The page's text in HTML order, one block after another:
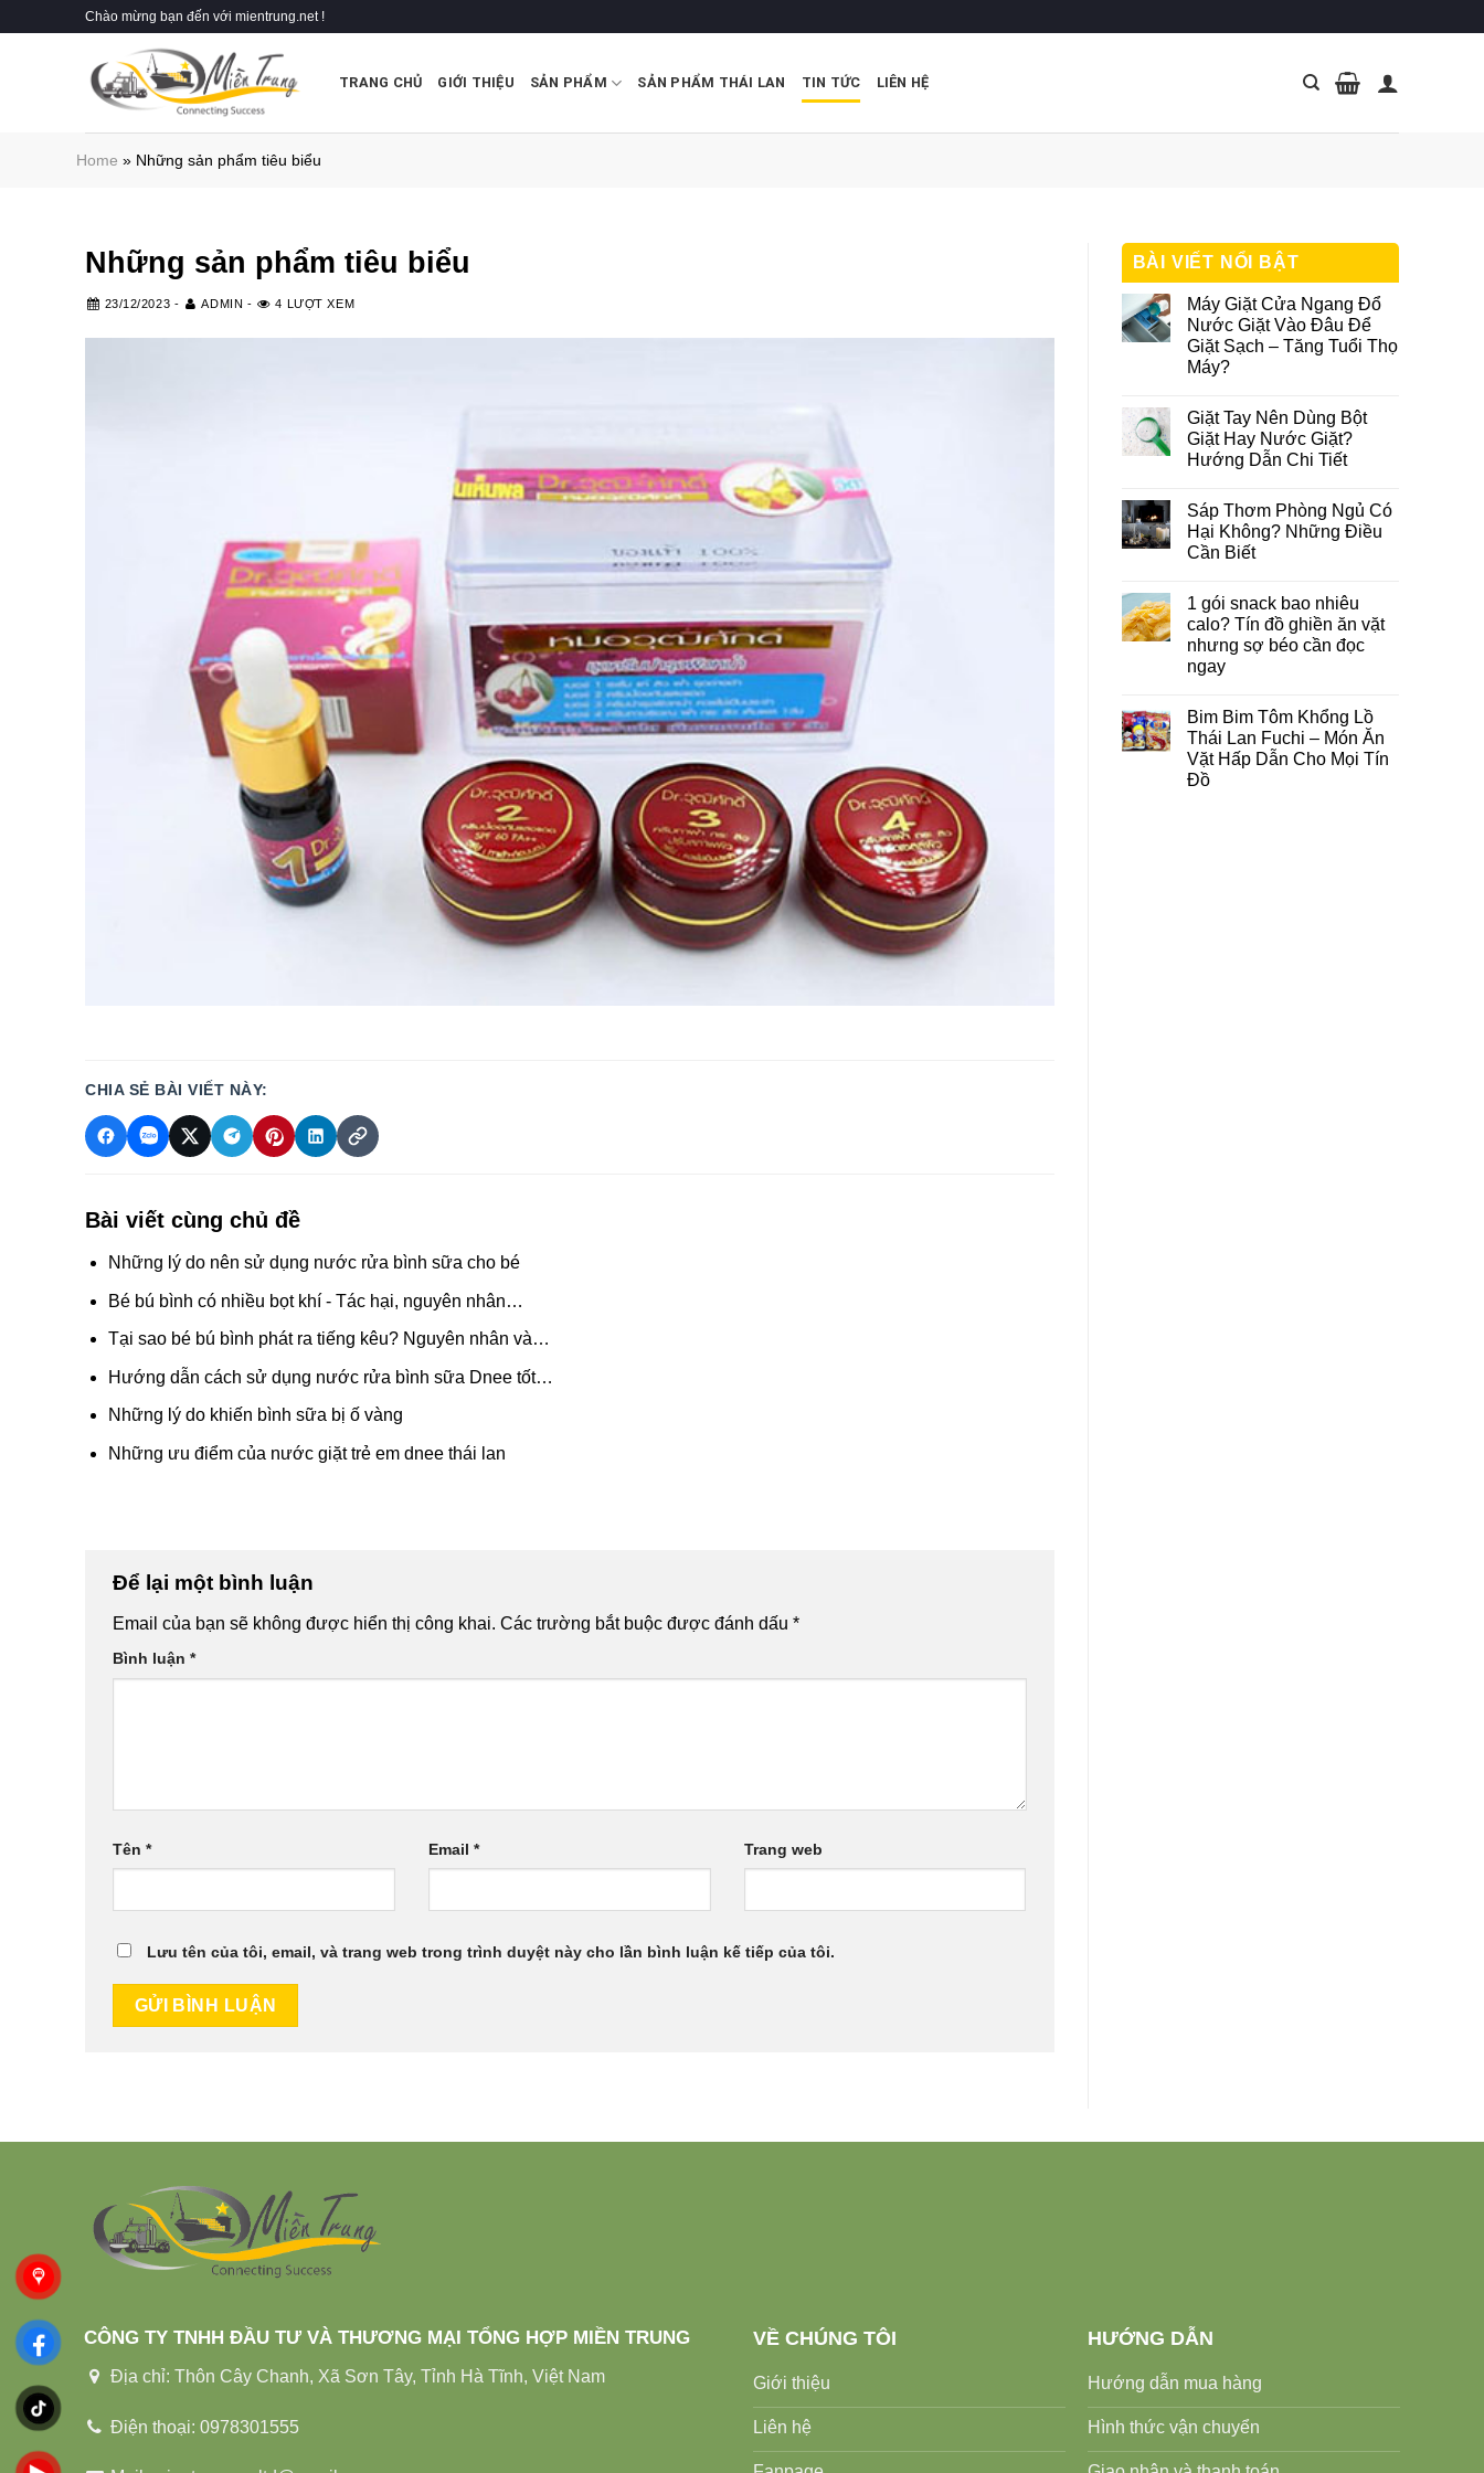
Chào mừng bạn đến với mientrung.net !
TRANG CHỦ GIỚI THIỆU SẢN PHẨM SẢN PHẨM THÁI LAN TIN TỨC LIÊN HỆ
Home » Những sản phẩm tiêu biểu
Những sản phẩm tiêu biểu
23/12/2023 - ADMIN - 4 LƯỢT XEM
CHIA SẺ BÀI VIẾT NÀY:
Bài viết cùng chủ đề
Những lý do nên sử dụng nước rửa bình sữa cho bé
Bé bú bình có nhiều bọt khí - Tác hại, nguyên nhân…
Tại sao bé bú bình phát ra tiếng kêu? Nguyên nhân và…
Hướng dẫn cách sử dụng nước rửa bình sữa Dnee tốt…
Những lý do khiến bình sữa bị ố vàng
Những ưu điểm của nước giặt trẻ em dnee thái lan
Để lại một bình luận
Email của bạn sẽ không được hiển thị công khai. Các trường bắt buộc được đánh dấu *
Bình luận *
Tên * Email * Trang web
Lưu tên của tôi, email, và trang web trong trình duyệt này cho lần bình luận kế tiếp của tôi.
BÀI VIẾT NỔI BẬT
Máy Giặt Cửa Ngang Đổ
Nước Giặt Vào Đâu Để
Giặt Sạch – Tăng Tuổi Thọ
Máy?
Giặt Tay Nên Dùng Bột
Giặt Hay Nước Giặt?
Hướng Dẫn Chi Tiết
Sáp Thơm Phòng Ngủ Có
Hại Không? Những Điều
Cần Biết
1 gói snack bao nhiêu
calo? Tín đồ ghiền ăn vặt
nhưng sợ béo cần đọc
ngay
Bim Bim Tôm Khổng Lồ
Thái Lan Fuchi – Món Ăn
Vặt Hấp Dẫn Cho Mọi Tín
Đồ
CÔNG TY TNHH ĐẦU TƯ VÀ THƯƠNG MẠI TỔNG HỢP MIỀN TRUNG
Địa chỉ: Thôn Cây Chanh, Xã Sơn Tây, Tỉnh Hà Tĩnh, Việt Nam
Điện thoại: 0978301555
VỀ CHÚNG TÔI
Giới thiệu
Liên hệ
HƯỚNG DẪN
Hướng dẫn mua hàng
Hình thức vận chuyển